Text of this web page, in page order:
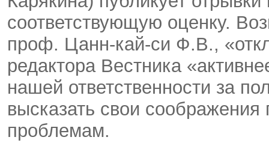
соответствующую оценку.
проф. Цанн-кай-си Ф.В.,
редактора Вестника
нашей ответственности за
высказать свои
проблемам.